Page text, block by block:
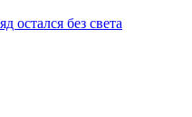
остался без света